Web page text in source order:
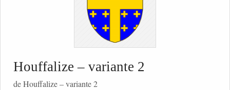
Houffalize – variante 2
de Houffalize – variante 2